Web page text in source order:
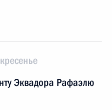
Эквадора Рафаэлю